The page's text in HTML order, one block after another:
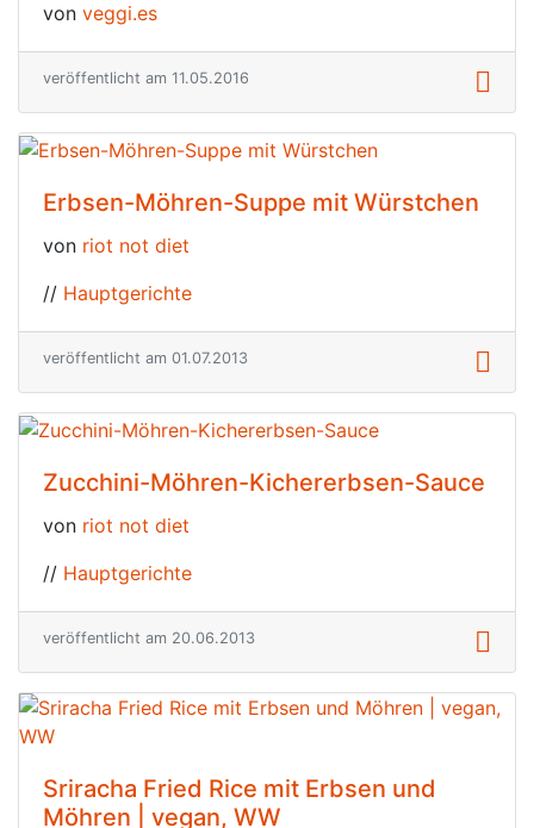
von veggi.es
veröffentlicht am 11.05.2016
Erbsen-Möhren-Suppe mit Würstchen
von riot not diet
// Hauptgerichte
veröffentlicht am 01.07.2013
Zucchini-Möhren-Kichererbsen-Sauce
von riot not diet
// Hauptgerichte
veröffentlicht am 20.06.2013
Sriracha Fried Rice mit Erbsen und
Möhren | vegan, WW